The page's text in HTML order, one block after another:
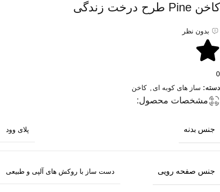
کاخن Pine طرح درخت زندگی
بدون نظر
0
دسته: ساز های کوبه ای , کاخن
مشخصات محصول:
جنس بدنه پلای وود
جنس صفحه رویی دست ساز با روکش های آلپی و طبیعی